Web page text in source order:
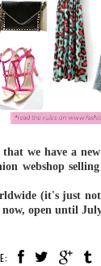
we have a
webshop
(it's just
open until